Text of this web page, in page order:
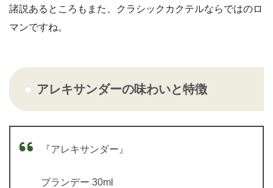
諸説あるところもまた、クラシックカクテルならではのロ
マンですね。
アレキサンダーの味わいと特徴
『アレキサンダー』
ブランデー 30ml